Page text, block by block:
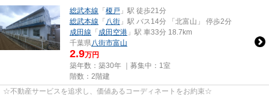
総武本線 「榎戸 」駅 徒歩21分
総武本線 「 八街 」駅 バス14分 「北富山」 停歩2分
成田線 「成田空港 」駅 車33分 18.7km
千葉県 八街市富山
2.9万円
築年数：築30年 ｜募集中： 1室
階数：2階建
☆不動産サービスを追求し、価値あるコーディネートをお約束☆